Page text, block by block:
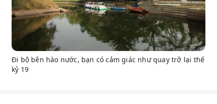
Đi bộ bên hào nước, bạn có cảm giác như quay trở lại thế
kỷ 19